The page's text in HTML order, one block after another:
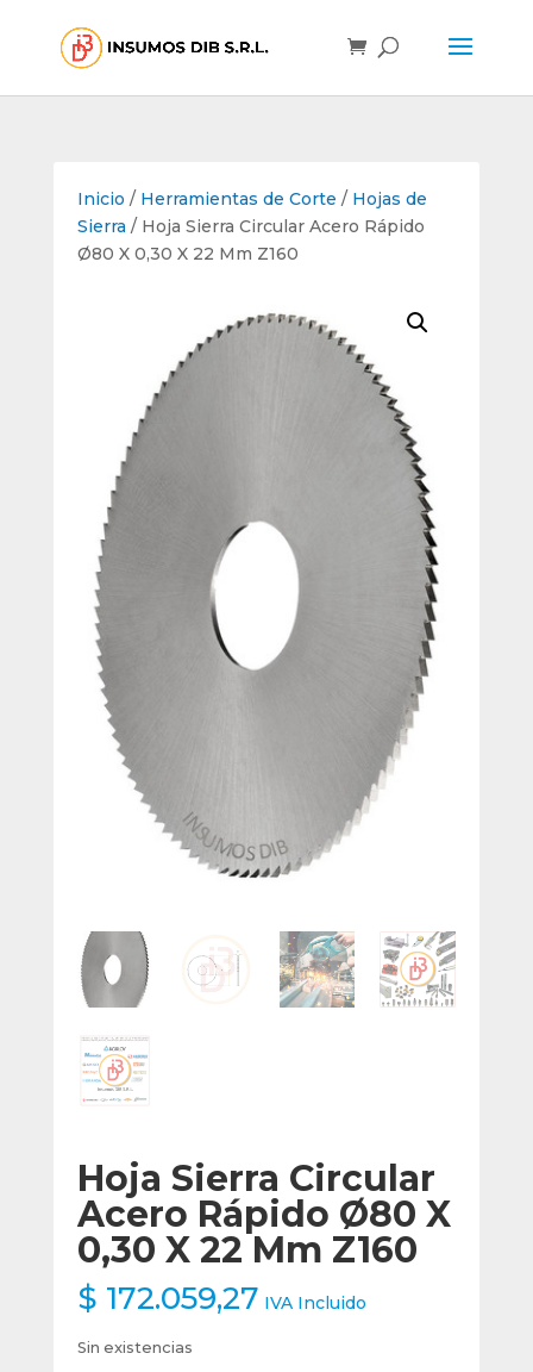
Inicio / Herramientas de Corte / Hojas de
Sierra / Hoja Sierra Circular Acero Rápido
Ø80 X 0,30 X 22 Mm Z160
Hoja Sierra Circular
Acero Rápido Ø80 X
0,30 X 22 Mm Z160
$ 172.059,27 IVA Incluido
Sin existencias